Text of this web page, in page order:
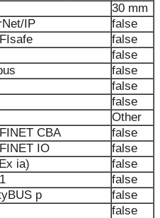
30 mm
IP
false
false
false
false
false
false
Other
CBA
false
IO
false
ia)
false
false
p
false
false